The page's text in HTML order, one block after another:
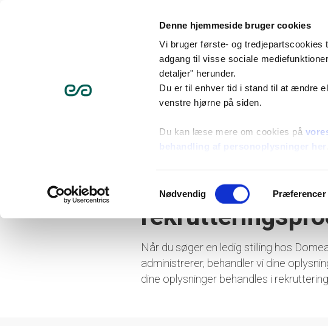
Denne hjemmeside bruger cookies
Vi bruger første- og tredjepartscookies
adgang til visse sociale
detaljer" herunder.
Du er til enhver tid i stand til at ændre
venstre hjørne på siden.
Du kan læse mere om cookies på
behandling af personoplysninger her
Nødvendig Præferencer
Organisation Valg til bestyrelsen
Politik for
Når du søger en ledig stilling hos
administrerer, behandler vi dine
dine oplysninger behandles i